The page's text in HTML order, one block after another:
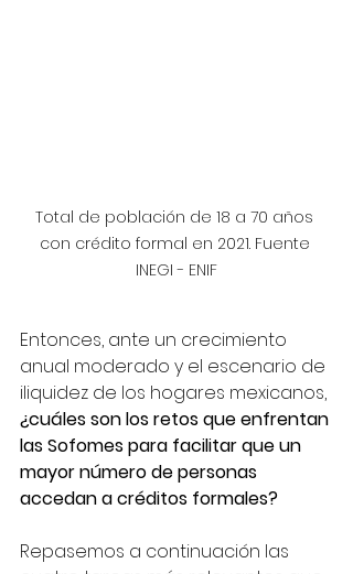
Total de población de 18 a 70 años
con crédito formal en 2021. Fuente
INEGI - ENIF
Entonces, ante un crecimiento
anual moderado y el escenario de
iliquidez de los hogares mexicanos,
¿cuáles son los retos que enfrentan
las Sofomes para facilitar que un
mayor número de personas
accedan a créditos formales?
Repasemos a continuación las